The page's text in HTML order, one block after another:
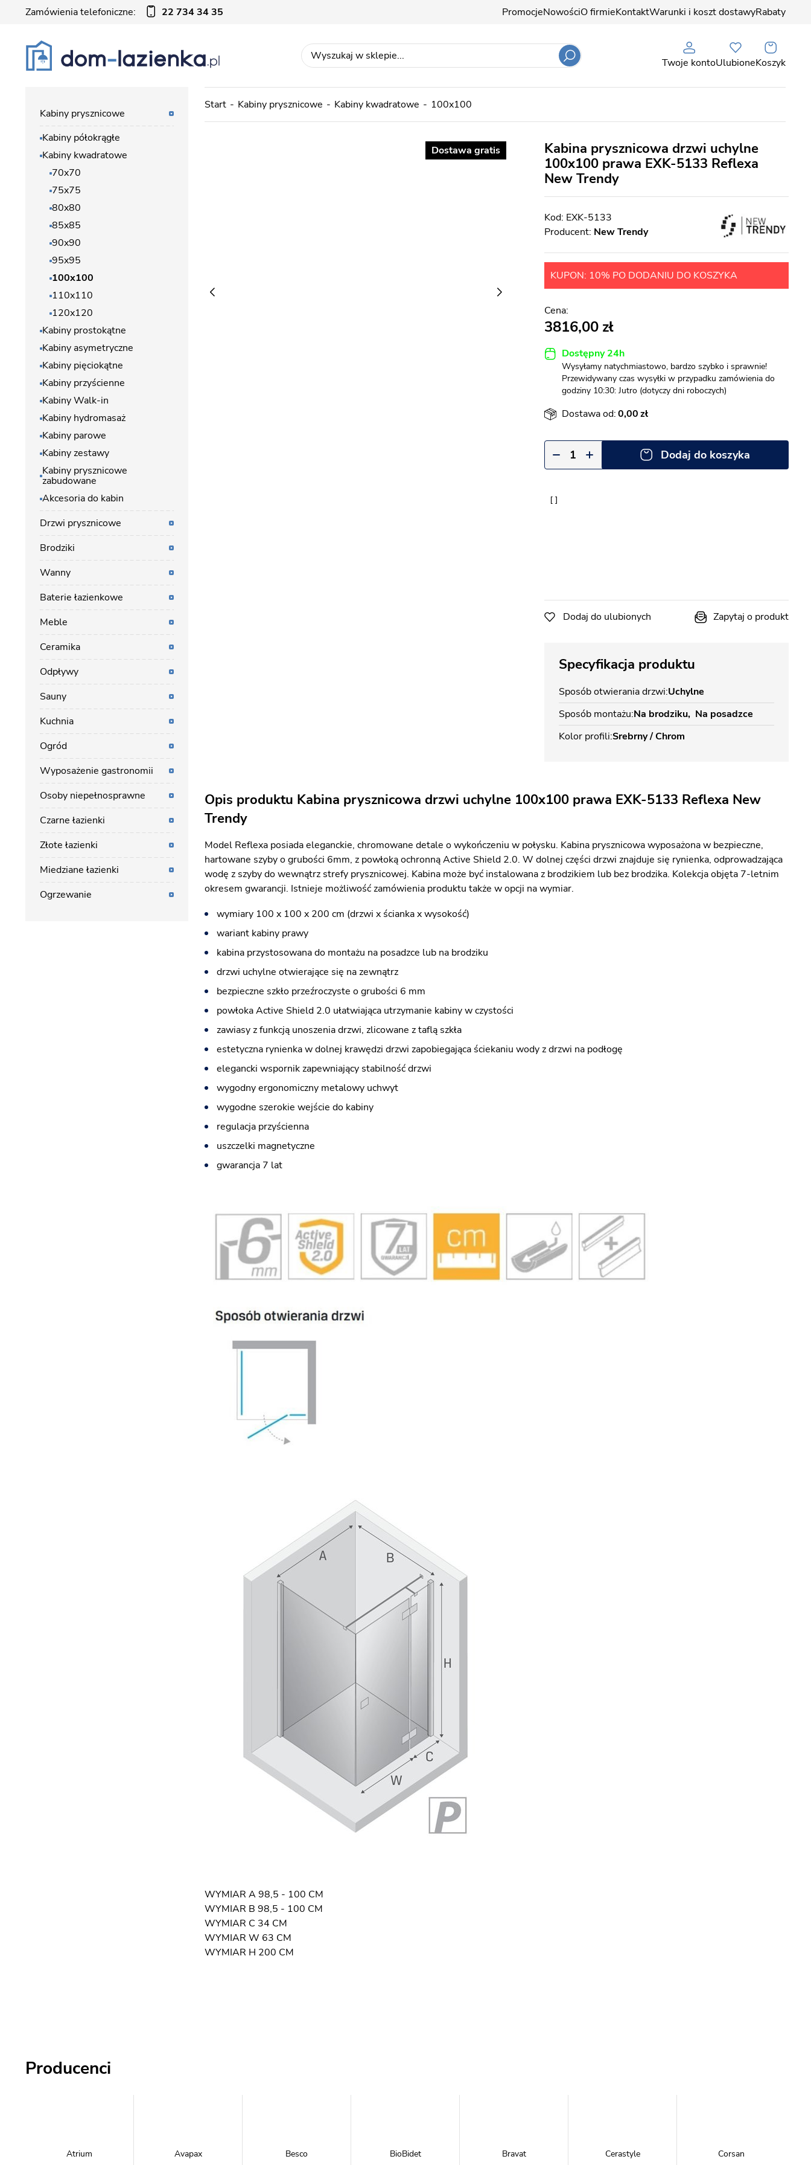
Zamówienia telefoniczne: 22 734 34 35 PromocjeNowościO firmieKontaktWarunki i koszt dostawyRabaty
Twoje kontoUlubioneKoszyk
Start Kabiny prysznicowe Kabiny kwadratowe 100x100
Dostawa gratis
Kabina prysznicowa drzwi uchylne
100x100 prawa EXK-5133 Reflexa
New Trendy
EXK-5133
Producent: New Trendy
KUPON: 10% PO DODANIU DO KOSZYKA
3816,00
Dostępny 24h
Wysyłamy natychmiastowo, bardzo szybko i sprawnie!
Przewidywany czas wysyłki w przypadku zamówienia do
godziny 10:30: Jutro (dotyczy dni roboczych)
Dostawa od:0,00
Dodaj do koszyka
Dodaj do ulubionych Zapytaj o produkt
Specyfikacja produktu
Sposób otwierania drzwi Uchylne
Sposób montażu Na brodziku Na posadzce
Kolor profili Srebrny / Chrom
Opis produktu Kabina prysznicowa drzwi uchylne 100x100 prawa EXK-5133 Reflexa New
Trendy
Model Reflexa posiada eleganckie, chromowane detale o wykończeniu w połysku. Kabina prysznicowa wyposażona w bezpieczne,
hartowane szyby o grubości 6mm, z powłoką ochronną Active Shield 2.0. W dolnej części drzwi znajduje się rynienka, odprowadzająca
wodę z szyby do wewnątrz strefy prysznicowej. Kabina może być instalowana z brodzikiem lub bez brodzika. Kolekcja objęta 7-letnim
okresem gwarancji. Istnieje możliwość zamówienia produktu także w opcji na wymiar.
wymiary 100 x 100 x 200 cm (drzwi x ścianka x wysokość)
wariant kabiny prawy
kabina przystosowana do montażu na posadzce lub na brodziku
drzwi uchylne otwierające się na zewnątrz
bezpieczne szkło przeźroczyste o grubości 6 mm
powłoka Active Shield 2.0 ułatwiająca utrzymanie kabiny w czystości
zawiasy z funkcją unoszenia drzwi, zlicowane z taflą szkła
estetyczna rynienka w dolnej krawędzi drzwi zapobiegająca ściekaniu wody z drzwi na podłogę
elegancki wspornik zapewniający stabilność drzwi
wygodny ergonomiczny metalowy uchwyt
wygodne szerokie wejście do kabiny
regulacja przyścienna
uszczelki magnetyczne
gwarancja 7 lat
WYMIAR A 98,5 - 100 CM
WYMIAR B 98,5 - 100 CM
WYMIAR C 34 CM
WYMIAR W 63 CM
WYMIAR H 200 CM
Kabiny prysznicowe
Kabiny półokrągłe
Kabiny kwadratowe
70x70
75x75
80x80
85x85
90x90
95x95
100x100
110x110
120x120
Kabiny prostokątne
Kabiny asymetryczne
Kabiny pięciokątne
Kabiny przyścienne
Kabiny Walk-in
Kabiny hydromasaż
Kabiny parowe
Kabiny zestawy
Kabiny prysznicowe
zabudowane
Akcesoria do kabin
Drzwi prysznicowe
Brodziki
Wanny
Baterie łazienkowe
Meble
Ceramika
Odpływy
Sauny
Kuchnia
Ogród
Wyposażenie gastronomii
Osoby niepełnosprawne
Czarne łazienki
Złote łazienki
Miedziane łazienki
Ogrzewanie
Producenci
Atrium Avapax Besco BioBidet Bravat Cerastyle Corsan